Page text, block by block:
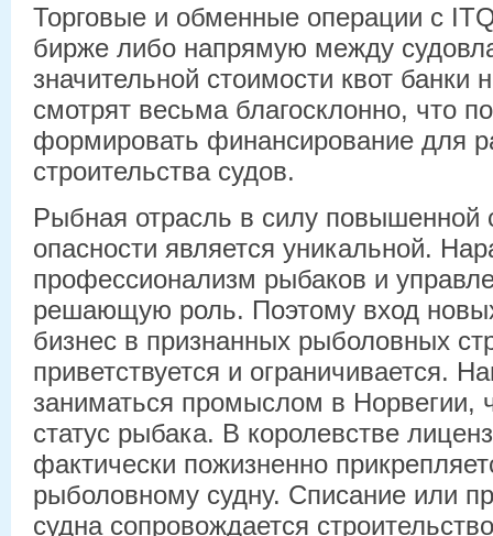
Торговые и обменные операции с
бирже либо напрямую между
значительной стоимости квот банки
смотрят весьма благосклонно, что
формировать финансирование для
строительства судов.
Рыбная отрасль в силу повышенной
опасности является уникальной.
профессионализм рыбаков и
решающую роль. Поэтому вход
бизнес в признанных рыболовных
приветствуется и ограничивается.
заниматься промыслом в Норвегии,
статус рыбака. В королевстве
фактически пожизненно
рыболовному судну. Списание или
судна сопровождается